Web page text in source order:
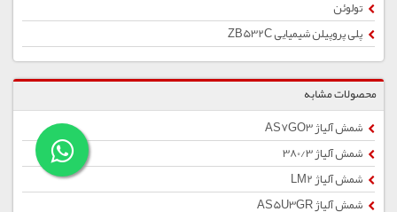
تولوئن
پلی پروپیلن شیمیایی ZB532C
محصولات مشابه
شمش آلیاژ AS7GO3
شمش آلیاژ 380/3
شمش آلیاژ LM2
شمش آلیاژ AS5U3GR